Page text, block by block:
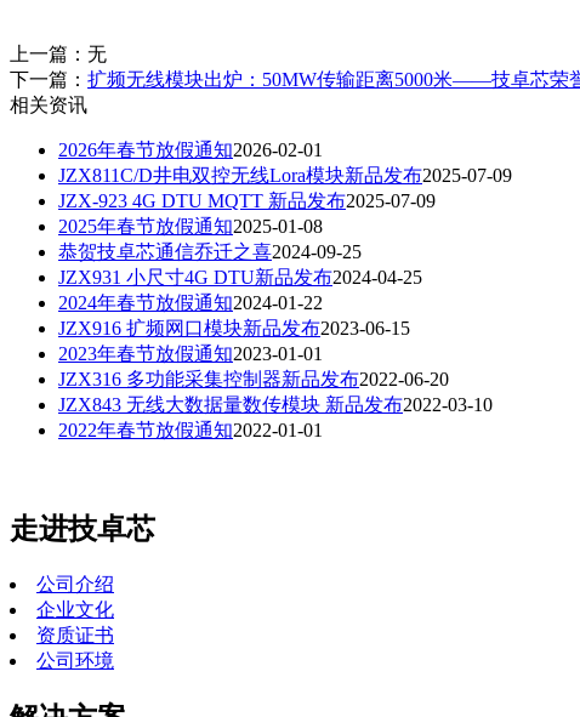
上一篇： 无
下一篇： 扩频无线模块出炉：50MW传输距离5000米——技卓芯荣
相关资讯
2026年春节放假通知2026-02-01
JZX811C/D井电双控无线Lora模块新品发布2025-07-09
JZX-923 4G DTU MQTT 新品发布2025-07-09
2025年春节放假通知2025-01-08
恭贺技卓芯通信乔迁之喜2024-09-25
JZX931 小尺寸4G DTU新品发布2024-04-25
2024年春节放假通知2024-01-22
JZX916 扩频网口模块新品发布2023-06-15
2023年春节放假通知2023-01-01
JZX316 多功能采集控制器新品发布2022-06-20
JZX843 无线大数据量数传模块 新品发布2022-03-10
2022年春节放假通知2022-01-01
走进技卓芯
公司介绍
企业文化
资质证书
公司环境